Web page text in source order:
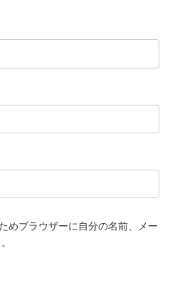
めブラウザーに自分の名前、メー